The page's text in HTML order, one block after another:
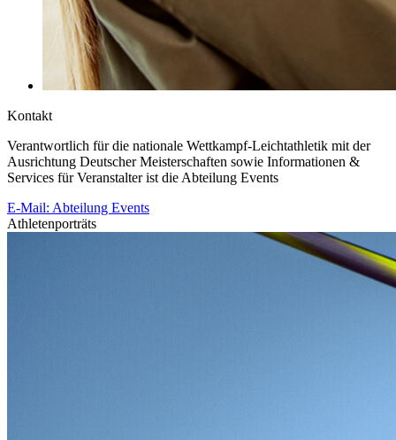
Kontakt
Verantwortlich für die nationale Wettkampf-Leichtathletik mit der
Ausrichtung Deutscher Meisterschaften sowie Informationen &
Services für Veranstalter ist die Abteilung Events
E-Mail: Abteilung Events
Athletenporträts